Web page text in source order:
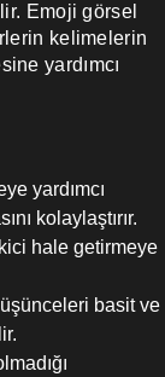
Emoji görsel
kelimelerin
yardımcı
yardımcı
kolaylaştırır.
hale getirmeye
basit ve